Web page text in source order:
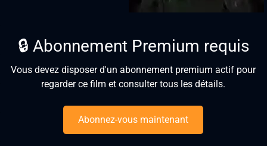
🔒 Abonnement Premium requis
Vous devez disposer d'un abonnement premium actif pour
regarder ce film et consulter tous les détails.
Abonnez-vous maintenant